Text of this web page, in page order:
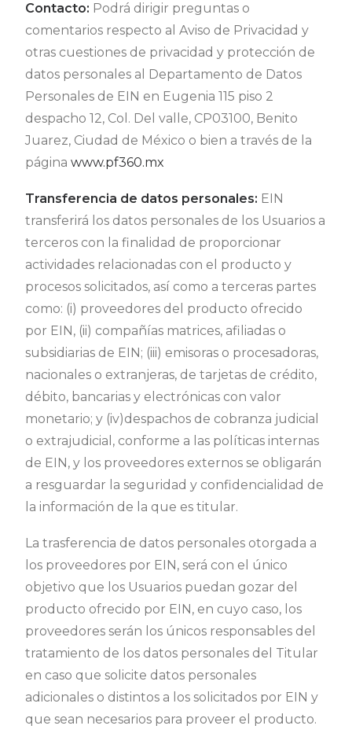
Contacto: Podrá dirigir preguntas o
comentarios respecto al Aviso de Privacidad y
otras cuestiones de privacidad y protección de
datos personales al Departamento de Datos
Personales de EIN en Eugenia 115 piso 2
despacho 12, Col. Del valle, CP03100, Benito
Juarez, Ciudad de México o bien a través de la
página www.pf360.mx
Transferencia de datos personales: EIN
transferirá los datos personales de los Usuarios a
terceros con la finalidad de proporcionar
actividades relacionadas con el producto y
procesos solicitados, así como a terceras partes
como: (i) proveedores del producto ofrecido
por EIN, (ii) compañías matrices, afiliadas o
subsidiarias de EIN; (iii) emisoras o procesadoras,
nacionales o extranjeras, de tarjetas de crédito,
débito, bancarias y electrónicas con valor
monetario; y (iv)despachos de cobranza judicial
o extrajudicial, conforme a las políticas internas
de EIN, y los proveedores externos se obligarán
a resguardar la seguridad y confidencialidad de
la información de la que es titular.
La trasferencia de datos personales otorgada a
los proveedores por EIN, será con el único
objetivo que los Usuarios puedan gozar del
producto ofrecido por EIN, en cuyo caso, los
proveedores serán los únicos responsables del
tratamiento de los datos personales del Titular
en caso que solicite datos personales
adicionales o distintos a los solicitados por EIN y
que sean necesarios para proveer el producto.